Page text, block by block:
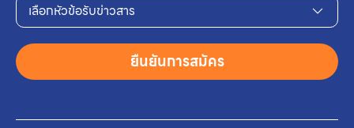
เลือกหัวข้อรับข่าวสาร
ยืนยันการสมัคร